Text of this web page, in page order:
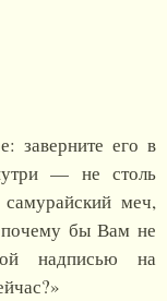
заверните его в
— не столь
меч,
бы Вам не
надписью на